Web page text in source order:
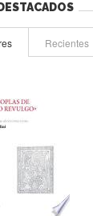
Recientes